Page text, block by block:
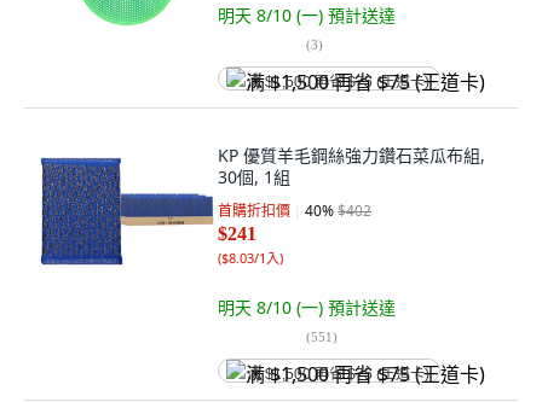
明天 8/10 (一) 預計送達
(3)
满 $1,500 再省 $75 (王道卡)
KP 優質羊毛鋼絲強力鑽石菜瓜布組,
30個, 1組
首購折扣價 40%$402
$241
($8.03/1入)
明天 8/10 (一) 預計送達
(551)
满 $1,500 再省 $75 (王道卡)